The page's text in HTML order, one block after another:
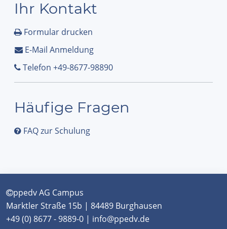
Ihr Kontakt
Formular drucken
E-Mail Anmeldung
Telefon +49-8677-98890
Häufige Fragen
FAQ zur Schulung
ppedv AG Campus
Marktler Straße 15b | 84489 Burghausen
+49 (0) 8677 - 9889-0 | info@ppedv.de